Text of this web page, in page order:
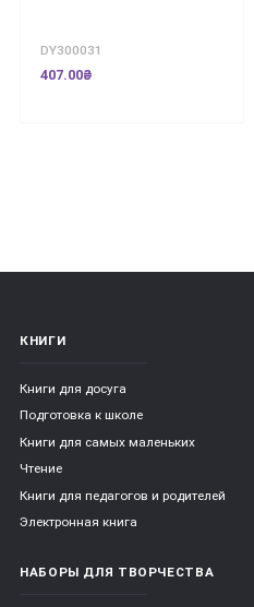
DY300031
407.00₴
КНИГИ
Книги для досуга
Подготовка к школе
Книги для самых маленьких
Чтение
Книги для педагогов и родителей
Электронная книга
НАБОРЫ ДЛЯ ТВОРЧЕСТВА